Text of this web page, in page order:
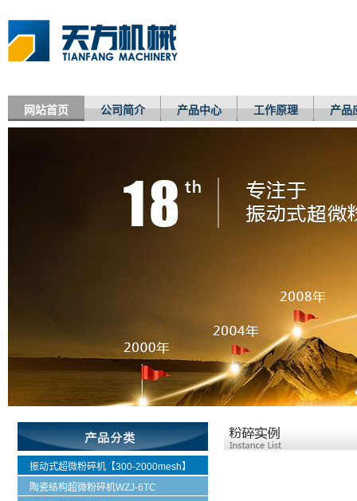
网站首页 公司简介 产品中心 工作原理 产品
振动式超微粉碎机【300-2000mesh】
陶瓷结构超微粉碎机WZJ-6TC